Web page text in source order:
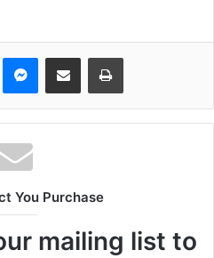
Messenger
Share via Email Print
You Purchase
mailing list to